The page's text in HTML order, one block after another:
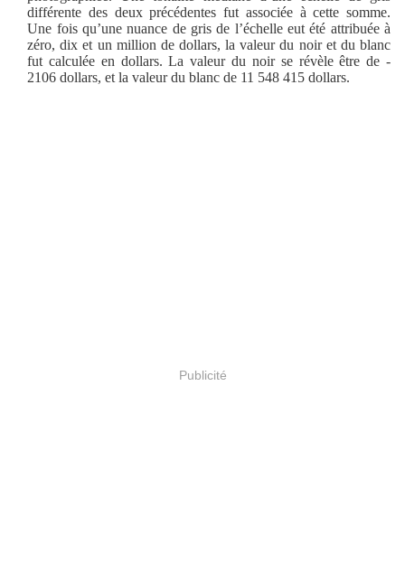
différente des deux précédentes fut associée à cette somme.
Une fois qu’une nuance de gris de l’échelle eut été attribuée à
zéro, dix et un million de dollars, la valeur du noir et du blanc
fut calculée en dollars. La valeur du noir se révèle être de -
2106 dollars, et la valeur du blanc de 11 548 415 dollars.
Publicité